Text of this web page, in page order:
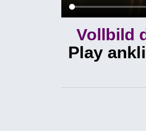
Vollbild
Play